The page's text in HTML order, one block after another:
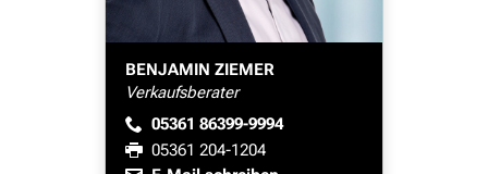
BENJAMIN ZIEMER
Verkaufsberater
05361 86399-9994
05361 204-1204